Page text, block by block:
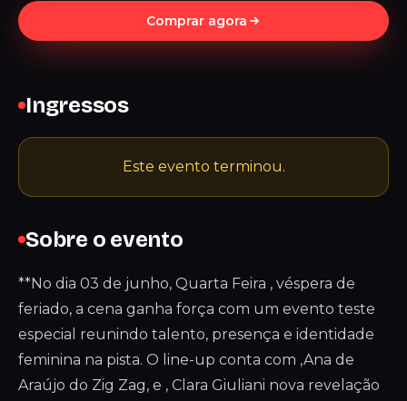
Comprar agora
Sobre o evento
**No dia 03 de junho, Quarta Feira , véspera de
feriado, a cena ganha força com um evento teste
especial reunindo talento, presença e identidade
feminina na pista. O line-up conta com ,Ana de
Araújo do Zig Zag, e , Clara Giuliani nova revelação
Ingressos
Este evento terminou.